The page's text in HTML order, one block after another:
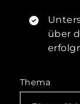
über
Thema